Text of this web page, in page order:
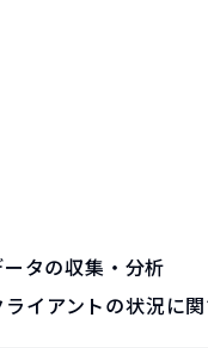
タの収集・分析
イアントの状況に